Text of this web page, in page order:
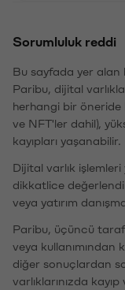
Sorumluluk reddi
Bu sayfada yer alan
Paribu, dijital
herhangi bir
ve NFT'ler dahil),
kayıpları yaşanabilir.
Dijital varlık
dikkatlice
veya yatırım
Paribu, üçüncü
veya kullanımından
diğer sonuçlardan
varlıklarınızda